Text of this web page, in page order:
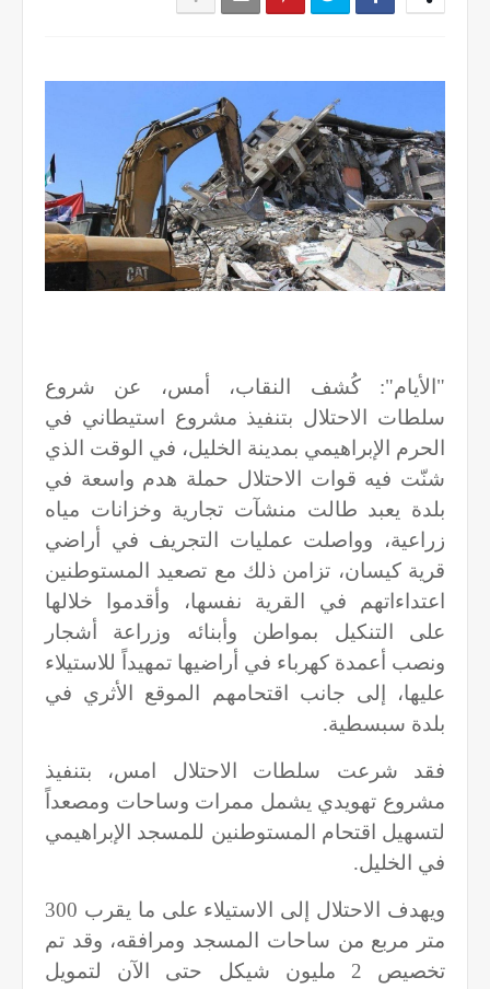
"الأيام": كُشف النقاب، أمس، عن شروع
سلطات الاحتلال بتنفيذ مشروع استيطاني في
الحرم الإبراهيمي بمدينة الخليل، في الوقت الذي
شنّت فيه قوات الاحتلال حملة هدم واسعة في
بلدة يعبد طالت منشآت تجارية وخزانات مياه
زراعية، وواصلت عمليات التجريف في أراضي
قرية كيسان، تزامن ذلك مع تصعيد المستوطنين
اعتداءاتهم في القرية نفسها، وأقدموا خلالها
على التنكيل بمواطن وأبنائه وزراعة أشجار
ونصب أعمدة كهرباء في أراضيها تمهيداً للاستيلاء
عليها، إلى جانب اقتحامهم الموقع الأثري في
بلدة سبسطية.
فقد شرعت سلطات الاحتلال امس، بتنفيذ
مشروع تهويدي يشمل ممرات وساحات ومصعداً
لتسهيل اقتحام المستوطنين للمسجد الإبراهيمي
في الخليل.
ويهدف الاحتلال إلى الاستيلاء على ما يقرب 300
متر مربع من ساحات المسجد ومرافقه، وقد تم
تخصيص 2 مليون شيكل حتى الآن لتمويل